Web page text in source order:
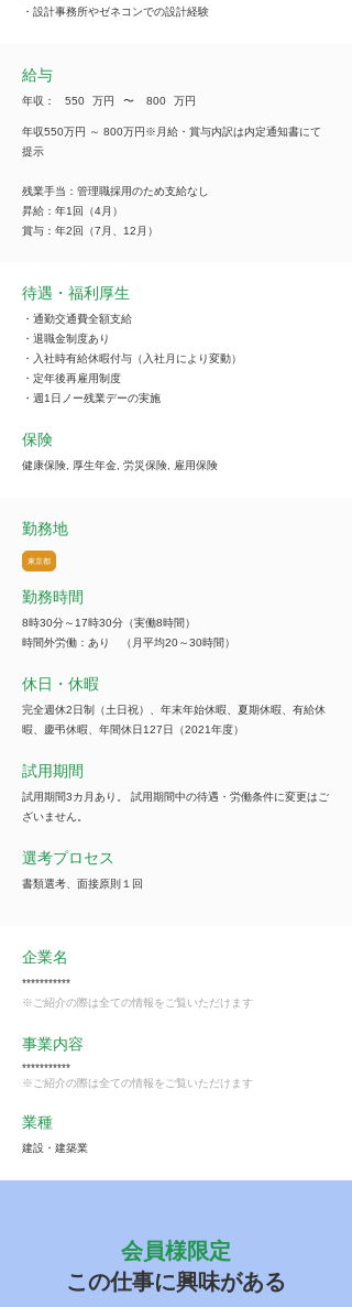
・設計事務所やゼネコンでの設計経験
給与
年収： 550 万円 ​〜 800 万円
年収550万円 ～ 800万円※月給・賞与内訳は内定通知書にて
提示
残業手当：管理職採用のため支給なし
昇給：年1回（4月）
賞与：年2回（7月、12月）
待遇・福利厚生
・通勤交通費全額支給
・退職金制度あり
・入社時有給休暇付与（入社月により変動）
・定年後再雇用制度
・週1日ノー残業デーの実施
保険
健康保険, 厚生年金, 労災保険, 雇用保険
勤務地
東京都
勤務時間
8時30分～17時30分（実働8時間）
時間外労働：あり （月平均20～30時間）
休日・休暇
完全週休2日制（土日祝）、年末年始休暇、夏期休暇、有給休
暇、慶弔休暇、年間休日127日（2021年度）
試用期間
試用期間3カ月あり。 試用期間中の待遇・労働条件に変更はご
ざいません。
選考プロセス
書類選考、面接原則１回
企業名
***********
※ご紹介の際は全ての情報をご覧いただけます
事業内容
***********
※ご紹介の際は全ての情報をご覧いただけます
業種
建設・建築業
会員様限定
この仕事に興味がある